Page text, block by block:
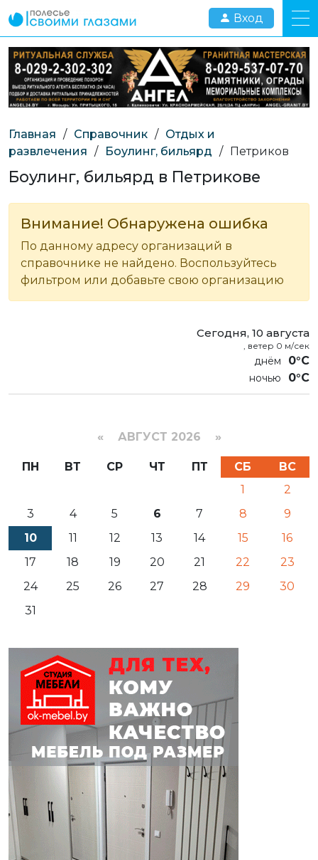
Вход
Главная / Справочник / Отдых и
развлечения / Боулинг, бильярд / Петриков
Боулинг, бильярд в Петрикове
Внимание! Обнаружена ошибка
По данному адресу организаций в
справочнике не найдено. Воспользуйтесь
фильтром или добавьте свою организацию
Сегодня, 10 августа
, ветер 0 м/сек
0°C
0°C
« АВГУСТ 2026 »
ПН ВТ СР ЧТ ПТ СБ
ВС
1
2
3
4 5 6 7 8
9
10
11 12 13 14 15
16
17
18 19 20 21 22
23
24
25 26 27 28 29
30
31